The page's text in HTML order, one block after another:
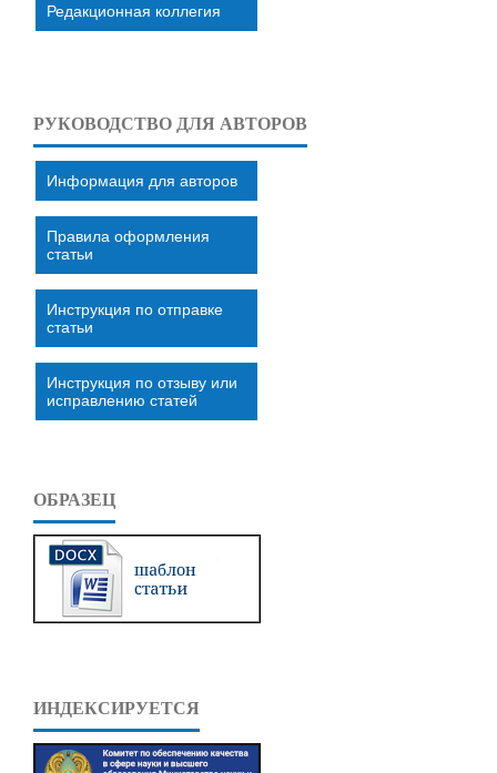
Редакционная коллегия
РУКОВОДСТВО ДЛЯ АВТОРОВ
Информация для авторов
Правила оформления
статьи
Инструкция по отправке
статьи
Инструкция по отзыву или
исправлению статей
ОБРАЗЕЦ
ИНДЕКСИРУЕТСЯ